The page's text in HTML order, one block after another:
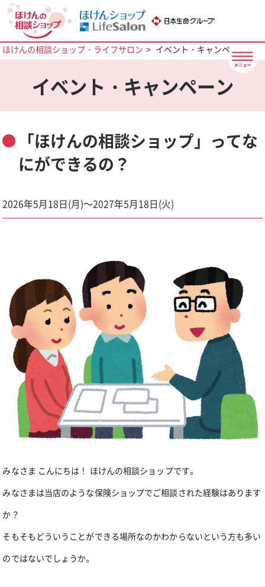
ほけんの相談ショップ・ライフサロン イベント・キャンペーン
イベント・キャンペーン
「ほけんの相談ショップ」ってな
にができるの？
2026年5月18日(月)～2027年5月18日(火)
みなさま こんにちは！ ほけんの相談ショップです。
みなさまは当店のような保険ショップでご相談された経験はあります
か？
そもそもどういうことができる場所なのかわからないという方も多い
のではないでしょうか。